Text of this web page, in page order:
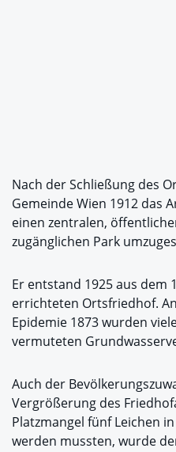
Nach der Schließung des
Gemeinde Wien 1912 das
einen zentralen,
zugänglichen Park
Er entstand 1925 aus dem
errichteten Ortsfriedhof.
Epidemie 1873 wurden
vermuteten
Auch der
Vergrößerung des
Platzmangel fünf Leichen
werden mussten, wurde